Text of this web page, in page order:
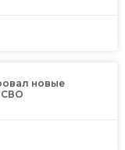
новые
СВО